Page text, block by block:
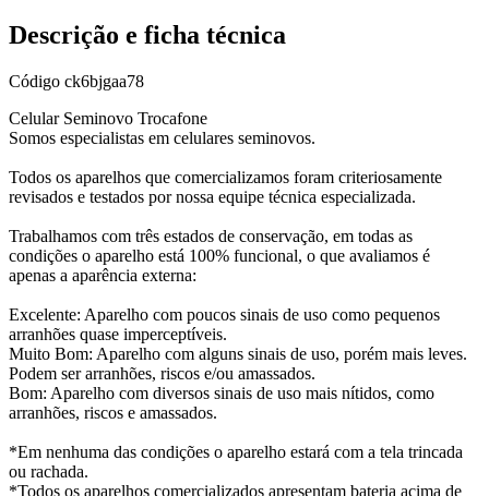
Descrição e ficha técnica
Código ck6bjgaa78
Celular Seminovo Trocafone
Somos especialistas em celulares seminovos.
Todos os aparelhos que comercializamos foram criteriosamente
revisados e testados por nossa equipe técnica especializada.
Trabalhamos com três estados de conservação, em todas as
condições o aparelho está 100% funcional, o que avaliamos é
apenas a aparência externa:
Excelente: Aparelho com poucos sinais de uso como pequenos
arranhões quase imperceptíveis.
Muito Bom: Aparelho com alguns sinais de uso, porém mais leves.
Podem ser arranhões, riscos e/ou amassados.
Bom: Aparelho com diversos sinais de uso mais nítidos, como
arranhões, riscos e amassados.
*Em nenhuma das condições o aparelho estará com a tela trincada
ou rachada.
*Todos os aparelhos comercializados apresentam bateria acima de